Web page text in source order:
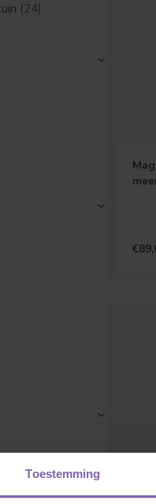
Toestemming
(24)
boom ben